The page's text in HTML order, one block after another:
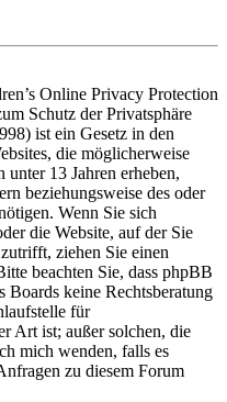
Online Privacy Protection
Schutz der Privatsphäre
ist ein Gesetz in den
die möglicherweise
13 Jahren erheben,
beziehungsweise des oder
Wenn Sie sich
die Website, auf der Sie
ziehen Sie einen
beachten Sie, dass phpBB
Boards keine Rechtsberatung
für
Art ist; außer solchen, die
mich wenden, falls es
zu diesem Forum